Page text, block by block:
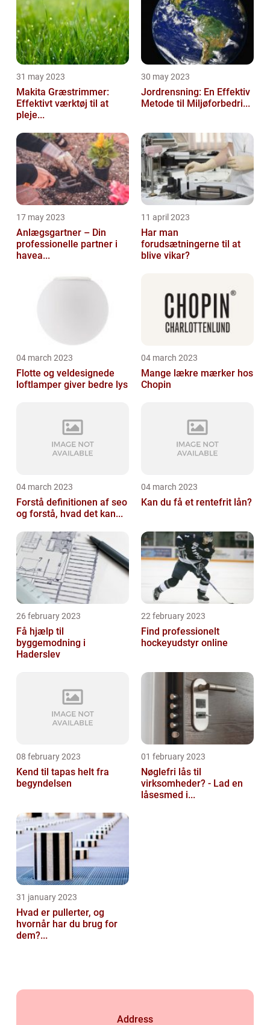
31 may 2023
Makita Græstrimmer:
Effektivt værktøj til at
pleje...
30 may 2023
Jordrensning: En Effektiv
Metode til Miljøforbedri...
17 may 2023
Anlægsgartner – Din
professionelle partner i
havea...
11 april 2023
Har man
forudsætningerne til at
blive vikar?
04 march 2023
Flotte og veldesignede
loftlamper giver bedre lys
04 march 2023
Mange lækre mærker hos
Chopin
04 march 2023
Forstå definitionen af seo
og forstå, hvad det kan...
04 march 2023
Kan du få et rentefrit lån?
26 february 2023
Få hjælp til
byggemodning i
Haderslev
22 february 2023
Find professionelt
hockeyudstyr online
08 february 2023
Kend til tapas helt fra
begyndelsen
01 february 2023
Nøglefri lås til
virksomheder? - Lad en
låsesmed i...
31 january 2023
Hvad er pullerter, og
hvornår har du brug for
dem?...
Address